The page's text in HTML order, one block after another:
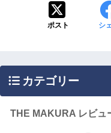
ポスト シ
カテゴリー
THE MAKURA レビュ